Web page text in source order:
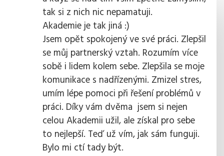
tak si z nich nic nepamatuji.
Akademie je tak jiná :)
Jsem opět spokojený ve své práci. Zlepšil
se můj partnerský vztah. Rozumím více
sobě i lidem kolem sebe. Zlepšila se moje
komunikace s nadřízenými. Zmizel stres,
umím lépe pomoci při řešení problémů v
práci. Díky vám dvěma jsem si nejen
celou Akademii užil, ale získal pro sebe
to nejlepší. Teď už vím, jak sám funguji.
Bylo mi ctí tady být.